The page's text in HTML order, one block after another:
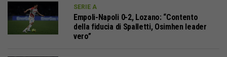
SERIE A
Empoli-Napoli 0-2, Lozano: “Contento
della fiducia di Spalletti, Osimhen leader
vero”